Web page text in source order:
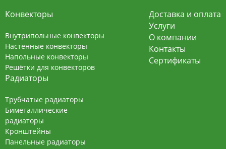
Конвекторы
Внутрипольные конвекторы
Настенные конвекторы
Напольные конвекторы
Решётки для конвекторов
Радиаторы
Трубчатые радиаторы
Биметаллические
радиаторы
Кронштейны
Панельные радиаторы
Доставка и оплата
Услуги
О компании
Контакты
Сертификаты